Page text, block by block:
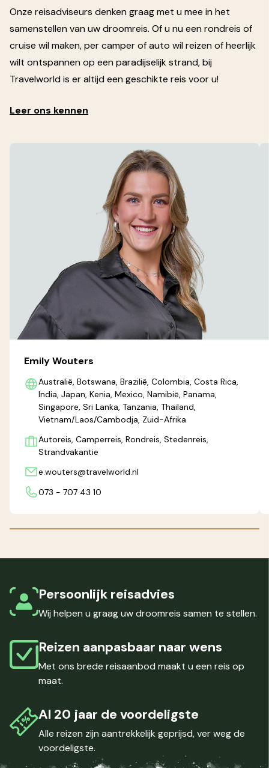
Onze reisadviseurs denken graag met u mee in het
samenstellen van uw droomreis. Of u nu een rondreis of
cruise wil maken, per camper of auto wil reizen of heerlijk
wilt ontspannen op een paradijselijk strand, bij
Travelworld is er altijd een geschikte reis voor u!
Leer ons kennen
Emily Wouters
Australië, Botswana, Brazilië, Colombia, Costa Rica,
India, Japan, Kenia, Mexico, Namibië, Panama,
Singapore, Sri Lanka, Tanzania, Thailand,
Vietnam/Laos/Cambodja, Zuid-Afrika
Autoreis, Camperreis, Rondreis, Stedenreis,
Strandvakantie
e.wouters@travelworld.nl
073 - 707 43 10
Persoonlijk reisadvies
Wij helpen u graag uw droomreis samen te stellen.
Reizen aanpasbaar naar wens
Met ons brede reisaanbod maakt u een reis op
maat.
Al 20 jaar de voordeligste
Alle reizen zijn aantrekkelijk geprijsd, ver weg de
voordeligste.